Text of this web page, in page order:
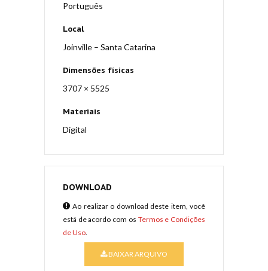
Português
Local
Joinville – Santa Catarina
Dimensões físicas
3707 × 5525
Materiais
Digital
DOWNLOAD
Ao realizar o download deste item, você
está de acordo com os Termos e Condições
de Uso.
BAIXAR ARQUIVO